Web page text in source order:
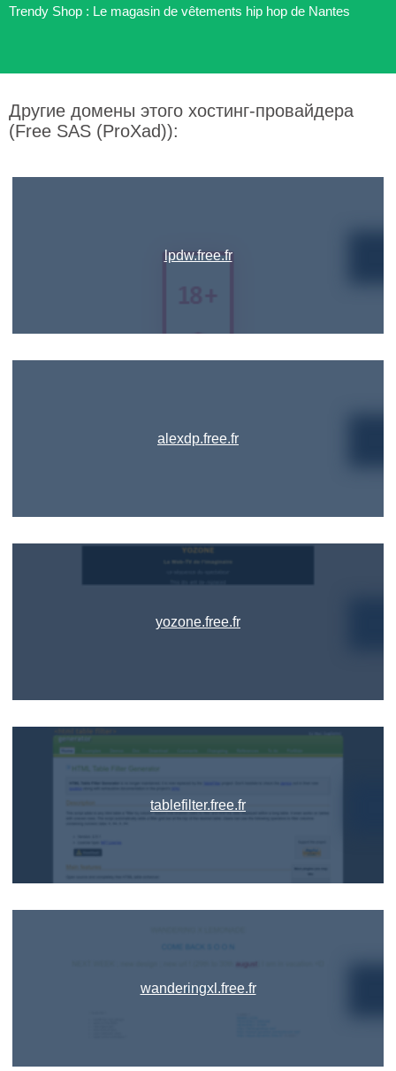
Trendy Shop : Le magasin de vêtements hip hop de Nantes
Другие домены этого хостинг-провайдера
(Free SAS (ProXad)):
lpdw.free.fr
alexdp.free.fr
yozone.free.fr
tablefilter.free.fr
wanderingxl.free.fr